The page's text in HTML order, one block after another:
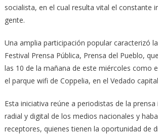
socialista, en el cual resulta vital el constante
gente.
Una amplia participación popular caracterizó
Festival Prensa Pública, Prensa del Pueblo,
las 10 de la mañana de este miércoles como
el parque wifi de Coppelia, en el Vedado
Esta iniciativa reúne a periodistas de la
radial y digital de los medios nacionales y
receptores, quienes tienen la oportunidad de